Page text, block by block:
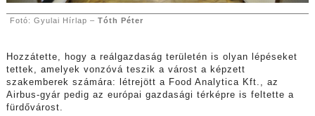
Fotó: Gyulai Hírlap – Tóth Péter
Hozzátette, hogy a reálgazdaság területén is olyan lépéseket
tettek, amelyek vonzóvá teszik a várost a képzett
szakemberek számára: létrejött a Food Analytica Kft., az
Airbus-gyár pedig az európai gazdasági térképre is feltette a
fürdővárost.